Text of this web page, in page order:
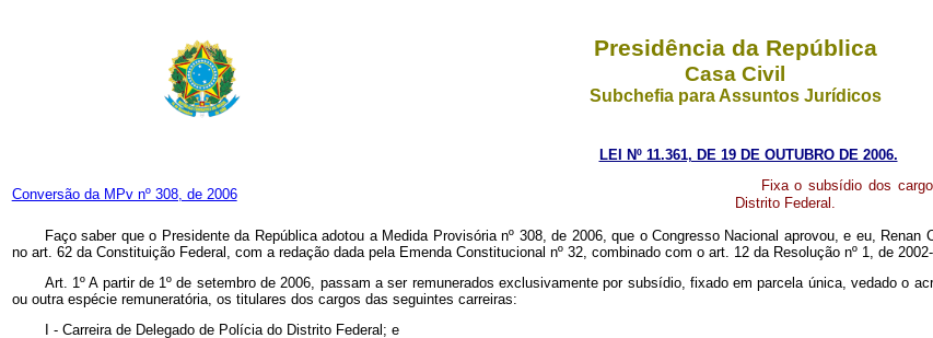
Presidência da República
Casa Civil
Subchefia para Assuntos Jurídicos
LEI Nº 11.361, DE 19 DE OUTUBRO DE 2006.
Conversão da MPv nº 308, de 2006
Fixa o subsídio dos
Distrito Federal.
Faço saber que o Presidente da República adotou a Medida Provisória nº 308, de 2006, que o Congresso Nacional aprovou, e eu,
no art. 62 da Constituição Federal, com a redação dada pela Emenda Constitucional nº 32, combinado com o art. 12 da Resolução nº 1, de
Art. 1ºA partir de 1º de setembro de 2006, passam a ser remunerados exclusivamente por subsídio, fixado em parcela única, vedado o
ou outra espécie remuneratória, os titulares dos cargos das seguintes carreiras:
I - Carreira de Delegado de Polícia do Distrito Federal; e